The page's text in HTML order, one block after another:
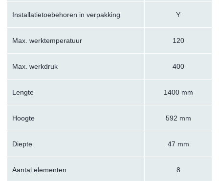
Installatietoebehoren in verpakking Y
Max. werktemperatuur 120
Max. werkdruk 400
Lengte 1400 mm
Hoogte 592 mm
Diepte 47 mm
Aantal elementen 8